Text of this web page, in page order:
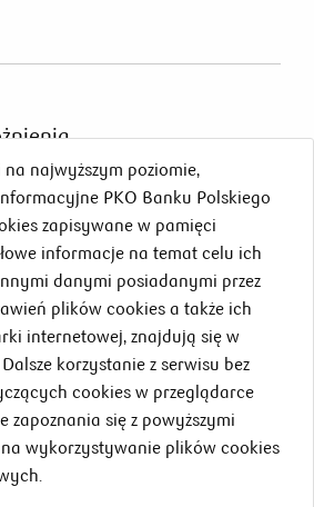
najwyższym poziomie,
PKO Banku Polskiego
zapisywane w pamięci
informacje na temat celu ich
danymi posiadanymi przez
plików cookies a także ich
internetowej, znajdują się w
korzystanie z serwisu bez
cookies w przeglądarce
zapoznania się z powyższymi
wykorzystywanie plików cookies